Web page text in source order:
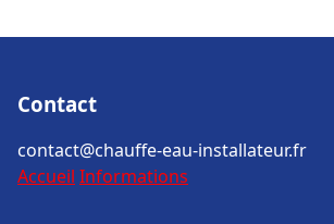
Contact
contact@chauffe-eau-installateur.fr
Accueil Informations